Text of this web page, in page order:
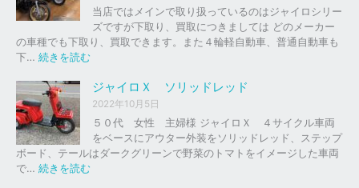
当店ではメインで取り扱っているのはジャイロシリー
ズですが下取り、買取につきましては どのメーカー
の車種でも下取り、買取できます。また４輪軽自動車、普通自動車も
下… 続きを読む
ャ
イ
ロ
以
外
の
ジャイロＸ ソリッドレッド
2022年10月5日
５０代 女性 主婦様 ジャイロＸ ４サイクル車両
をベースにアウター外装をソリッドレッド、ステップ
ボード、テールはダークグリーンで野菜のトマトをイメージした車両
で… 続きを読む